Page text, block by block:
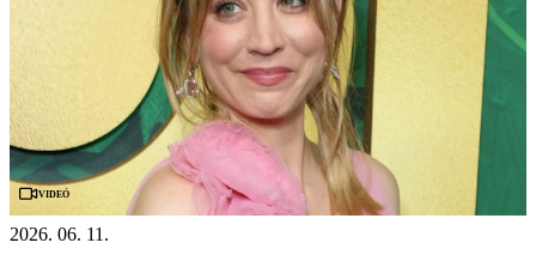
Videó
2026. 06. 11.